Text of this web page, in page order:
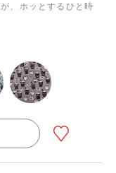
、ホッとするひと時